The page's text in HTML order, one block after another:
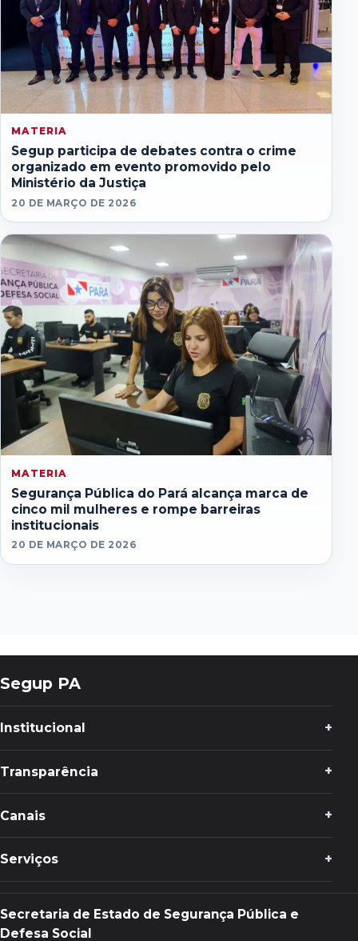
MATERIA
Segup participa de debates contra o crime
organizado em evento promovido pelo
Ministério da Justiça
20 DE MARÇO DE 2026
MATERIA
Segurança Pública do Pará alcança marca de
cinco mil mulheres e rompe barreiras
institucionais
20 DE MARÇO DE 2026
Segup PA
Institucional
Transparência
Canais
Serviços
Secretaria de Estado de Segurança Pública e
Defesa Social